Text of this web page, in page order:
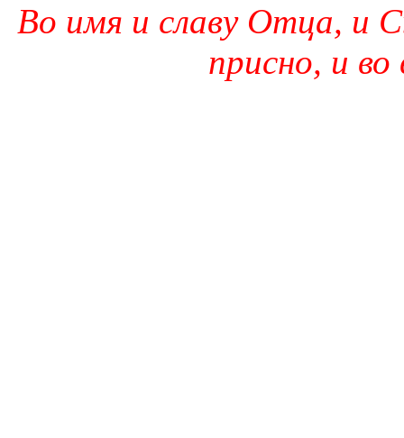
Во имя и славу Отца, и
присно, и во